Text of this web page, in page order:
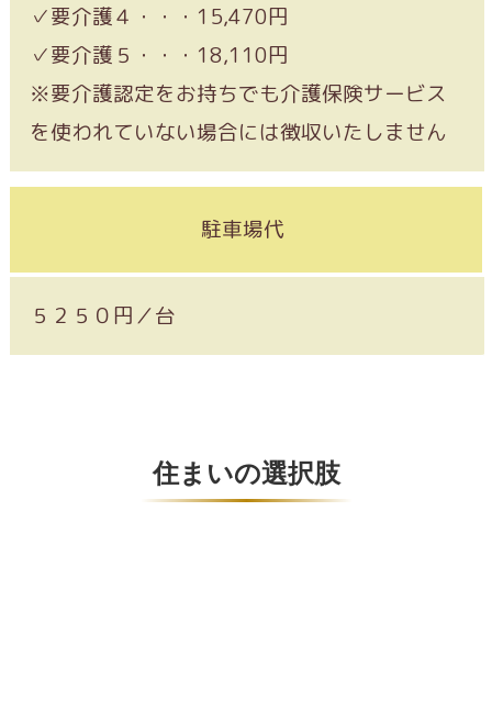
✓要介護４・・・15,470円
✓要介護５・・・18,110円
※要介護認定をお持ちでも介護保険サービス
を使われていない場合には徴収いたしません
駐車場代
５２５０円／台
住まいの選択肢